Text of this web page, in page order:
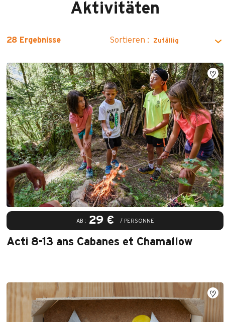
Aktivitäten
28 Ergebnisse Sortieren :
AB : 29 € / PERSONNE
Acti 8-13 ans Cabanes et Chamallow